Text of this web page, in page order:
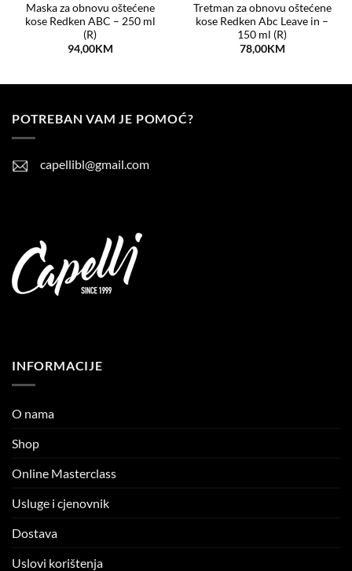
Maska za obnovu oštećene
kose Redken ABC – 250 ml
(R)
94,00KM
Tretman za obnovu oštećene
kose Redken Abc Leave in –
150 ml (R)
78,00KM
POTREBAN VAM JE POMOĆ?
capellibl@gmail.com
INFORMACIJE
O nama
Shop
Online Masterclass
Usluge i cjenovnik
Dostava
Uslovi korištenja